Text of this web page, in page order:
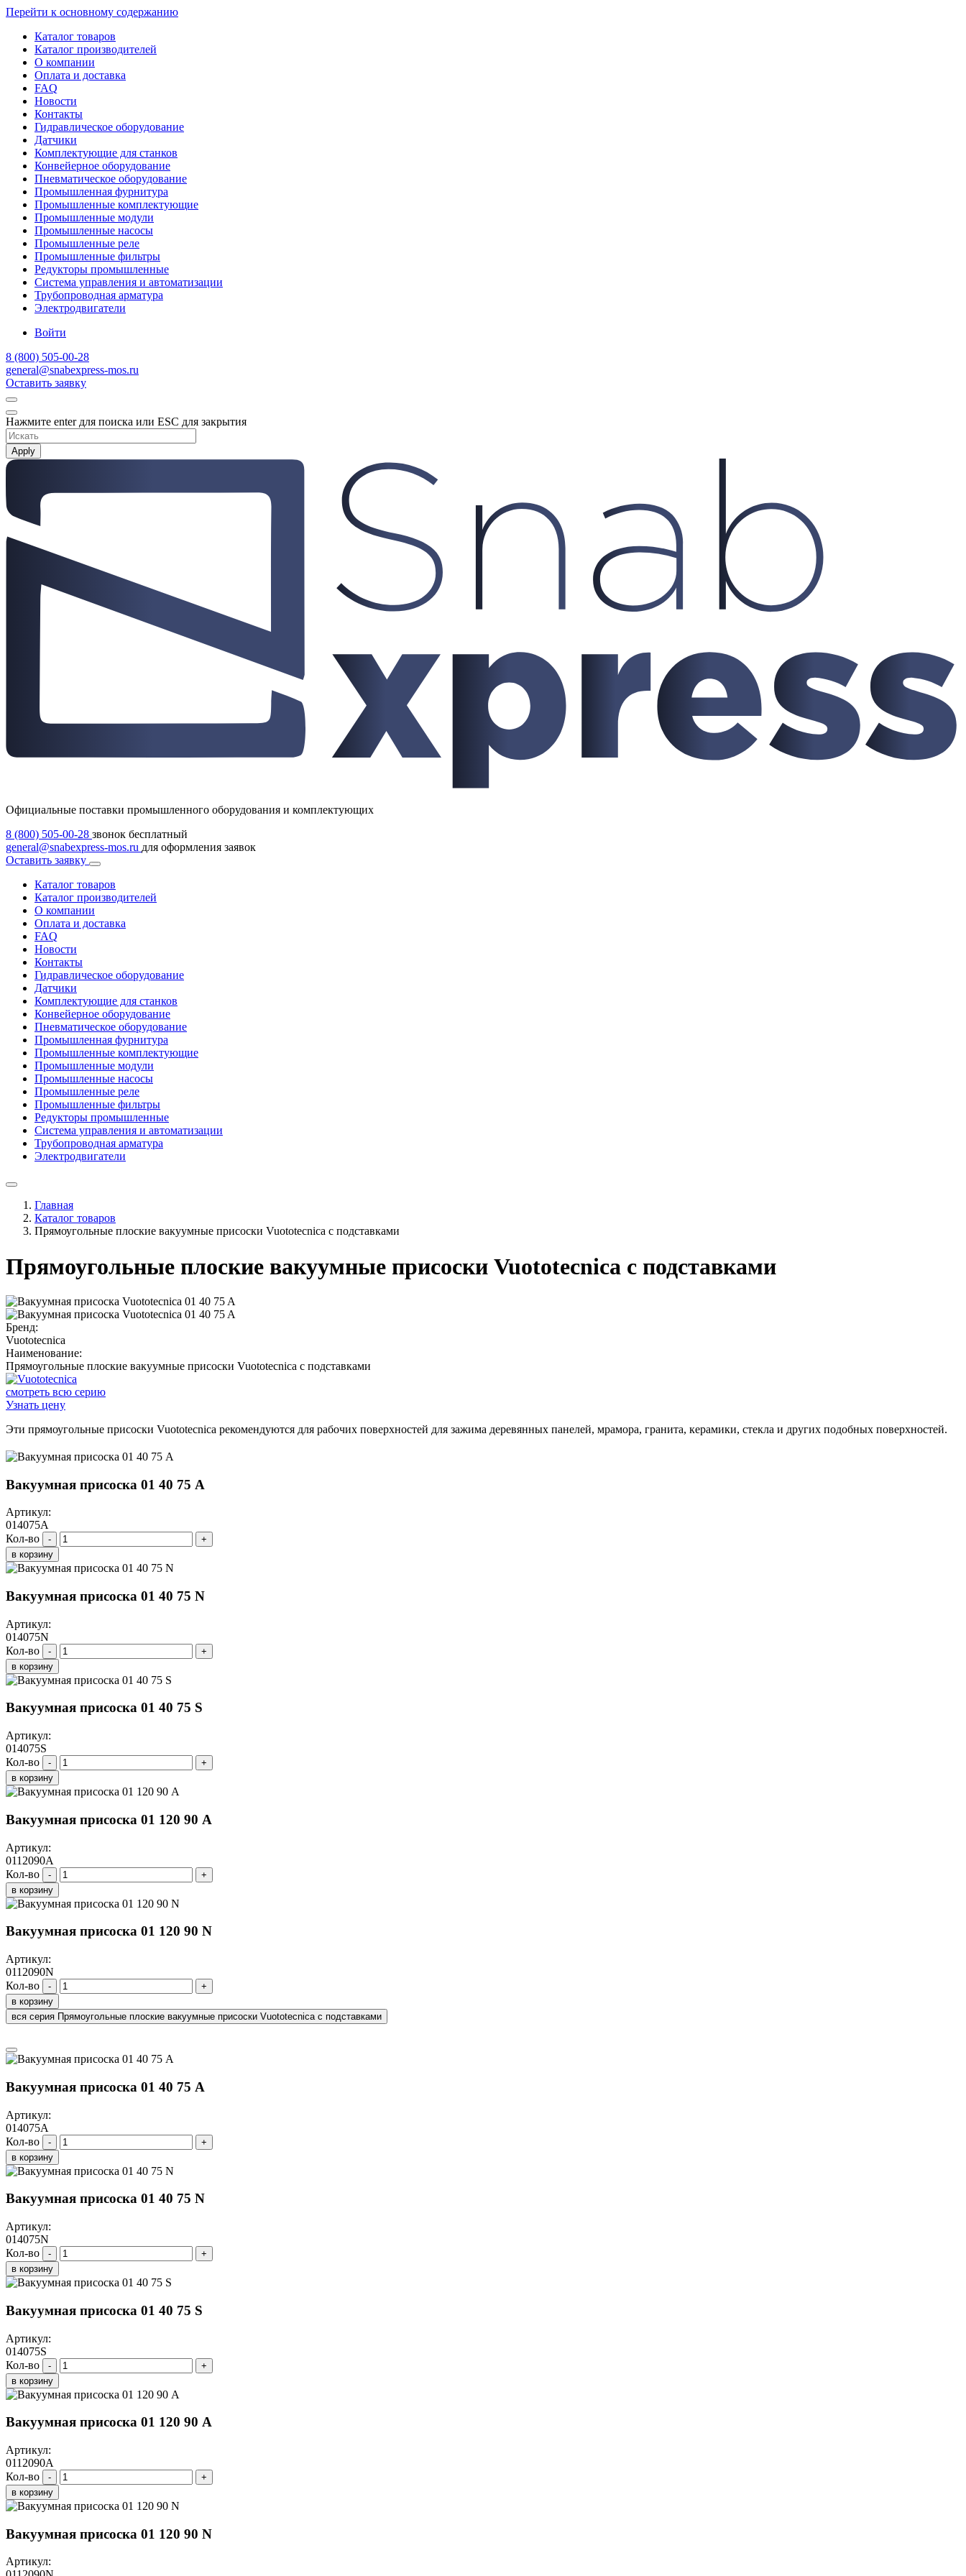
Перейти к основному содержанию
Каталог товаров
Каталог производителей
О компании
Оплата и доставка
FAQ
Новости
Контакты
Гидравлическое оборудование
Датчики
Комплектующие для станков
Конвейерное оборудование
Пневматическое оборудование
Промышленная фурнитура
Промышленные комплектующие
Промышленные модули
Промышленные насосы
Промышленные реле
Промышленные фильтры
Редукторы промышленные
Система управления и автоматизации
Трубопроводная арматура
Электродвигатели
Войти
8 (800) 505-00-28
general@snabexpress-mos.ru
Оставить заявку
Нажмите enter для поиска или ESC для закрытия
Apply
Официальные поставки промышленного оборудования и комплектующих
8 (800) 505-00-28 звонок бесплатный
general@snabexpress-mos.ru для оформления заявок
Оставить заявку
Каталог товаров
Каталог производителей
О компании
Оплата и доставка
FAQ
Новости
Контакты
Гидравлическое оборудование
Датчики
Комплектующие для станков
Конвейерное оборудование
Пневматическое оборудование
Промышленная фурнитура
Промышленные комплектующие
Промышленные модули
Промышленные насосы
Промышленные реле
Промышленные фильтры
Редукторы промышленные
Система управления и автоматизации
Трубопроводная арматура
Электродвигатели
Главная
Каталог товаров
Прямоугольные плоские вакуумные присоски Vuototecnica с подставками
Прямоугольные плоские вакуумные присоски Vuototecnica с подставками
Бренд:
Vuototecnica
Наименование:
Прямоугольные плоские вакуумные присоски Vuototecnica с подставками
смотреть всю серию
Узнать цену
Эти прямоугольные присоски Vuototecnica рекомендуются для рабочих поверхностей для зажима деревянных панелей, мрамора, гранита, керамики, стекла и других подобных поверхностей.
Вакуумная присоска 01 40 75 A
Артикул:
014075A
Кол-во
-
+
в корзину
Вакуумная присоска 01 40 75 N
Артикул:
014075N
Кол-во
-
+
в корзину
Вакуумная присоска 01 40 75 S
Артикул:
014075S
Кол-во
-
+
в корзину
Вакуумная присоска 01 120 90 A
Артикул:
0112090A
Кол-во
-
+
в корзину
Вакуумная присоска 01 120 90 N
Артикул:
0112090N
Кол-во
-
+
в корзину
вся серия Прямоугольные плоские вакуумные присоски Vuototecnica с подставками
Вакуумная присоска 01 40 75 A
Артикул:
014075A
Кол-во
-
+
в корзину
Вакуумная присоска 01 40 75 N
Артикул:
014075N
Кол-во
-
+
в корзину
Вакуумная присоска 01 40 75 S
Артикул:
014075S
Кол-во
-
+
в корзину
Вакуумная присоска 01 120 90 A
Артикул:
0112090A
Кол-во
-
+
в корзину
Вакуумная присоска 01 120 90 N
Артикул: